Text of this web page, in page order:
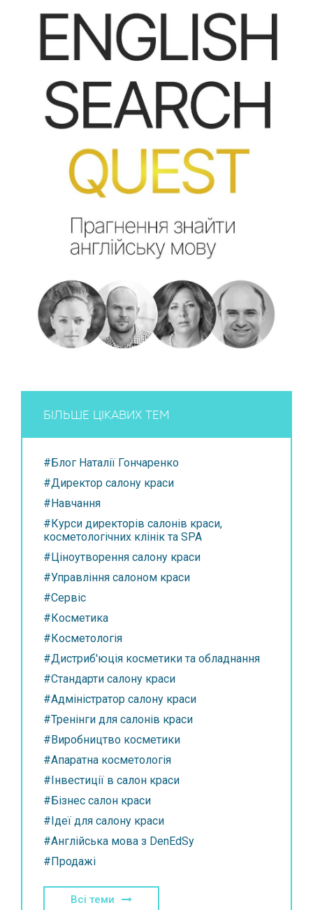
БІЛЬШЕ ЦІКАВИХ ТЕМ
#Блог Наталії Гончаренко
#Директор салону краси
#Навчання
#Курси директорів салонів краси,
косметологічних клінік та SPA
#Ціноутворення салону краси
#Управління салоном краси
#Сервіс
#Косметика
#Косметологія
#Дистриб'юція косметики та обладнання
#Стандарти салону краси
#Адміністратор салону краси
#Тренінги для салонів краси
#Виробництво косметики
#Апаратна косметологія
#Інвестиції в салон краси
#Бізнес салон краси
#Ідеї для салону краси
#Англійська мова з DenEdSy
#Продажі
Всі теми